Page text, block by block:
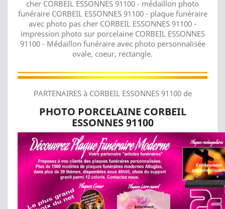
cher CORBEIL ESSONNES 91100 - médaillon photo
funéraire CORBEIL ESSONNES 91100 - plaque funéraire
avec photo pas cher CORBEIL ESSONNES 91100 -
impression photo sur porcelaine CORBEIL ESSONNES
91100 - Médaillon funéraire avec photo personnalisée
ovale, coeur, rectangle.
PARTENAIRES à CORBEIL ESSONNES 91100 de
PHOTO PORCELAINE CORBEIL
ESSONNES 91100